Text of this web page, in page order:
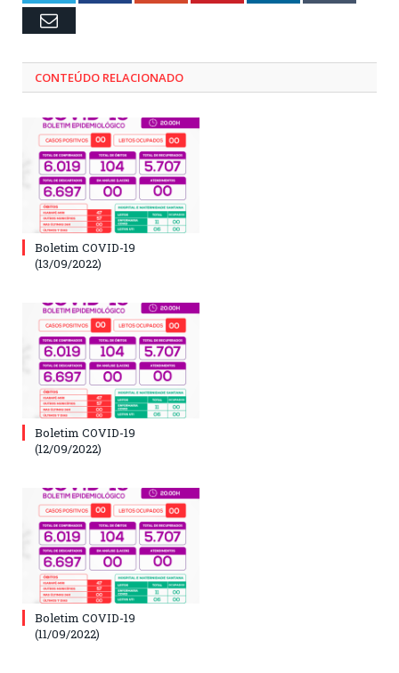
Email
CONTEÚDO RELACIONADO
Boletim COVID-19
(13/09/2022)
Boletim COVID-19
(12/09/2022)
Boletim COVID-19
(11/09/2022)